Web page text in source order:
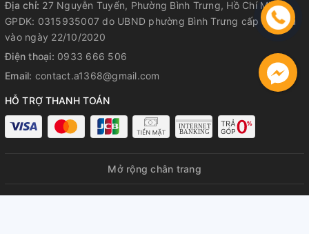
Địa chỉ: 27 Nguyễn Tuyển, Phường Bình Trưng, Hồ Chí Minh
GPDK: 0315935007 do UBND phường Bình Trưng cấp lần đầu
vào ngày 22/10/2020
Điện thoại: 0933 666 506
Email: contact.a1368@gmail.com
HỖ TRỢ THANH TOÁN
Mở rộng chân trang